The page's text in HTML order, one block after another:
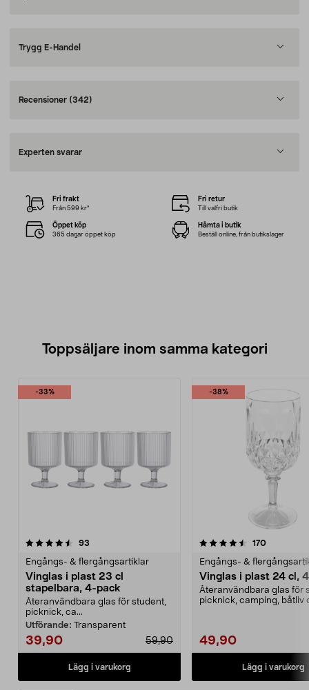
Trygg E-Handel
Recensioner (342)
Experten svarar
Fri frakt
Från 599 kr*
Fri retur
Till valfri butik
Öppet köp
365 dagar öppet köp
Hämta i butik
Beställ online, från butikslager
Toppsäljare inom samma kategori
-33%
93
Engångs- & flergångsartiklar
Vinglas i plast 23 cl
stapelbara, 4-pack
Återanvändbara glas för student,
picknick, ca...
Utförande: Transparent
39,90 59,90
Lägg i varukorg
-38%
4.5 av 5 stjärnor 170
Engångs- &
Vinglas i plast 24 cl,
Återanvändbara glas för
picknick, camping, båtliv
49,90
Lägg i varukorg
4.5 av 5 stjärnor